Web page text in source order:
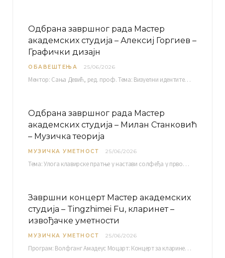
Одбрана завршног рада Мастер
академских студија – Алексиј Горгиев –
Графички дизајн
ОБАВЕШТЕЊА 25/06/2026
Ментор: Сања Девић, ред. проф. Тема: Визуелни идентитет линије нутриционистичких производа Vita+: Од амбалаже до мултимедијалне комуникације Петак, 03. 07.…
Одбрана завршног рада Мастер
академских студија – Милан Станковић
– Музичка теорија
МУЗИЧКА УМЕТНОСТ 25/06/2026
Тема: Улога клавирске пратње у настави солфеђа у првом циклусу основне музичке школе Ментор…
Завршни концерт Мастер академских
студија – Tingzhimei Fu, кларинет –
извођачке уметности
МУЗИЧКА УМЕТНОСТ 25/06/2026
Програм: Волфганг Амадеус Моцарт: Концерт за кларинет и оркестар, А-дур Ментор Милош Мијатовић, редовни…